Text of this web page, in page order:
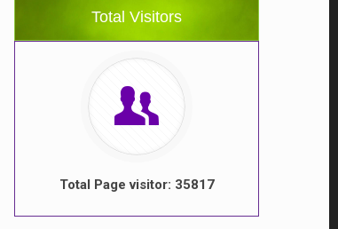
Total Visitors
Total Page visitor: 35817